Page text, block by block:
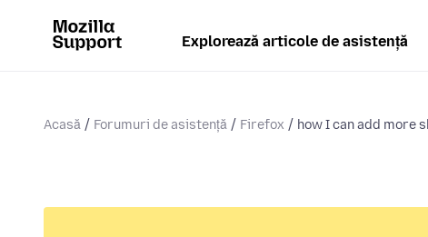
Explorează articole de asistență
Acasă Forumuri de asistență Firefox how I can add more